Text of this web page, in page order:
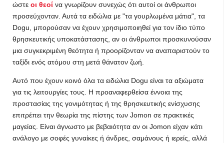
ώστε οι θεοί να γνωρίζουν συνεχώς ότι αυτοί οι άνθρωποι
προσεύχονταν. Αυτά τα ειδώλια με "τα γουρλωμένα μάτια", τα
Dogu, μπορούσαν να έχουν χρησιμοποιηθεί για τον ίδιο τύπο
θρησκευτικής υποκατάστασης, αν οι άνθρωποι προσκυνούσαν
μια συγκεκριμένη θεότητα ή προορίζονταν να αναπαριστούν το
ταξίδι ενός ατόμου στη μετά θάνατον ζωή.
Αυτό που έχουν κοινό όλα τα ειδώλια Dogu είναι τα αξιώματα
για τις λειτουργίες τους. Η προαναφερθείσα έννοια της
προστασίας της γονιμότητας ή της θρησκευτικής ενίσχυσης
επιτρέπει την θεωρία της πίστης των Jomon σε πρακτικές
μαγείας. Είναι άγνωστο με βεβαιότητα αν οι Jomon είχαν κάτι
ανάλογο με σοφές γυναίκες ή άνδρες, σαμάνους ή ιερείς, αλλά